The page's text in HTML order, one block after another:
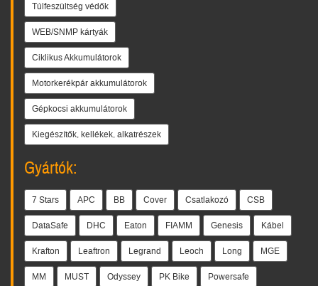
Túlfeszültség védők
WEB/SNMP kártyák
Ciklikus Akkumulátorok
Motorkerékpár akkumulátorok
Gépkocsi akkumulátorok
Kiegészítők, kellékek, alkatrészek
Gyártók:
7 Stars APC BB Cover Csatlakozó CSB
DataSafe DHC Eaton FIAMM Genesis Kábel
Krafton Leaftron Legrand Leoch Long MGE
MM MUST Odyssey PK Bike Powersafe